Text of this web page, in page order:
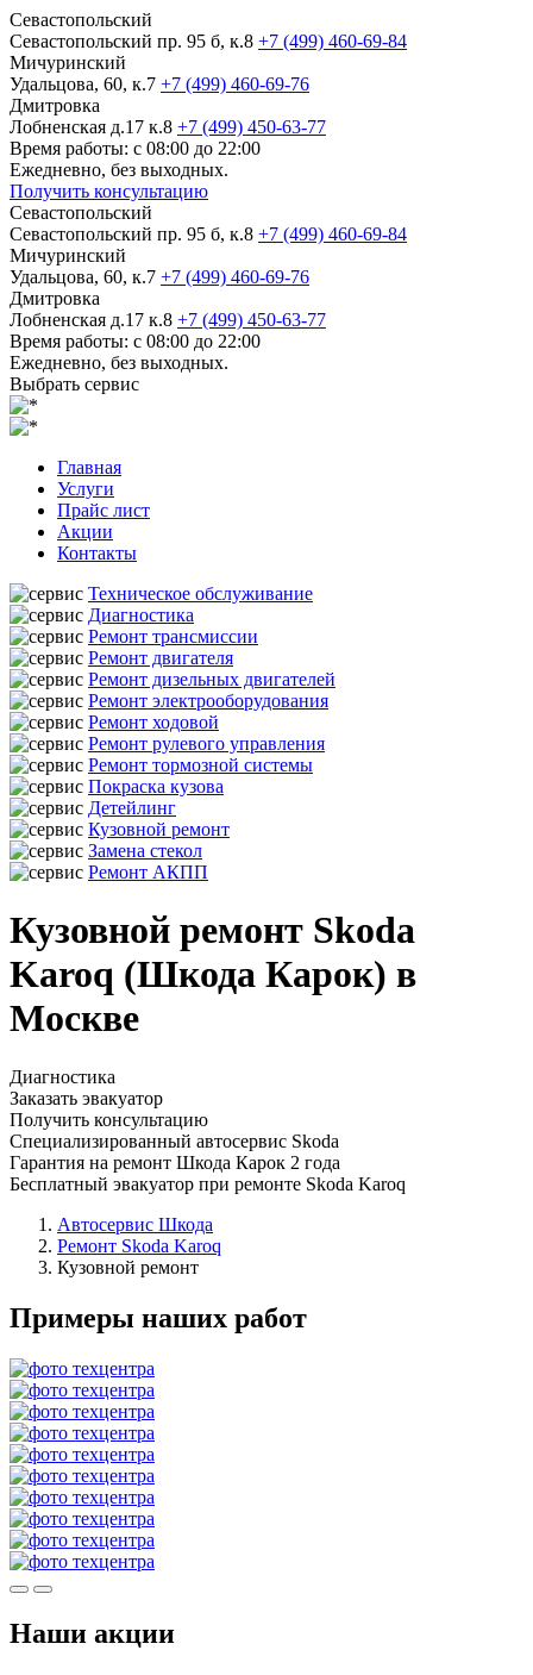
Севастопольский
Севастопольский пр. 95 б, к.8 +7 (499) 460-69-84
Мичуринский
Удальцова, 60, к.7 +7 (499) 460-69-76
Дмитровка
Лобненская д.17 к.8 +7 (499) 450-63-77
Время работы: с 08:00 до 22:00
Ежедневно, без выходных.
Получить консультацию
Севастопольский
Севастопольский пр. 95 б, к.8 +7 (499) 460-69-84
Мичуринский
Удальцова, 60, к.7 +7 (499) 460-69-76
Дмитровка
Лобненская д.17 к.8 +7 (499) 450-63-77
Время работы: с 08:00 до 22:00
Ежедневно, без выходных.
Выбрать сервис
Главная
Услуги
Прайс лист
Акции
Контакты
Техническое обслуживание
Диагностика
Ремонт трансмиссии
Ремонт двигателя
Ремонт дизельных двигателей
Ремонт электрооборудования
Ремонт ходовой
Ремонт рулевого управления
Ремонт тормозной системы
Покраска кузова
Детейлинг
Кузовной ремонт
Замена стекол
Ремонт АКПП
Кузовной ремонт Skoda
Karoq (Шкода Карок) в
Москве
Диагностика
Заказать эвакуатор
Получить консультацию
Специализированный автосервис Skoda
Гарантия на ремонт Шкода Карок 2 года
Бесплатный эвакуатор при ремонте Skoda Karoq
Автосервис Шкода
Ремонт Skoda Karoq
Кузовной ремонт
Примеры наших работ
Наши акции